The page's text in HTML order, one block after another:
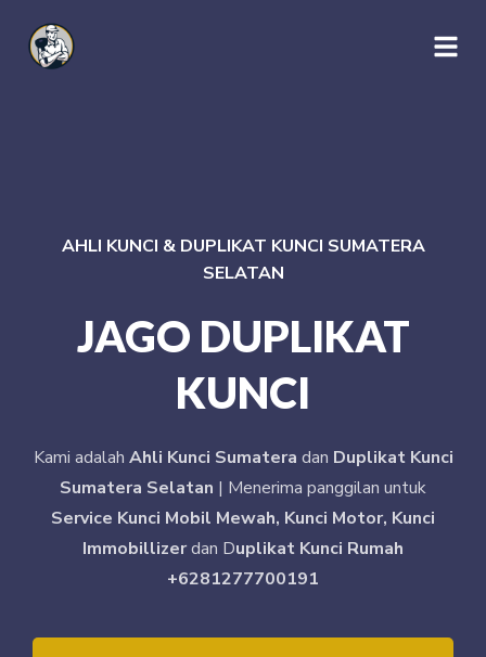
AHLI KUNCI & DUPLIKAT KUNCI SUMATERA
SELATAN
JAGO DUPLIKAT
KUNCI
Kami adalah Ahli Kunci Sumatera dan Duplikat Kunci
Sumatera Selatan | Menerima panggilan untuk
Service Kunci Mobil Mewah, Kunci Motor, Kunci
Immobillizerdan Duplikat Kunci Rumah
+6281277700191